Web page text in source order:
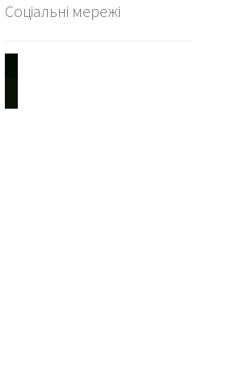
Соціальні мережі